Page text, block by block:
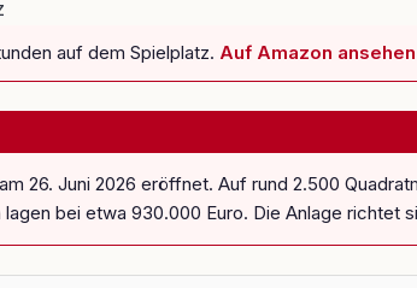
auf dem Spielplatz. Auf Amazon
26. Juni 2026 eröffnet. Auf rund 2.500
bei etwa 930.000 Euro. Die Anlage richtet